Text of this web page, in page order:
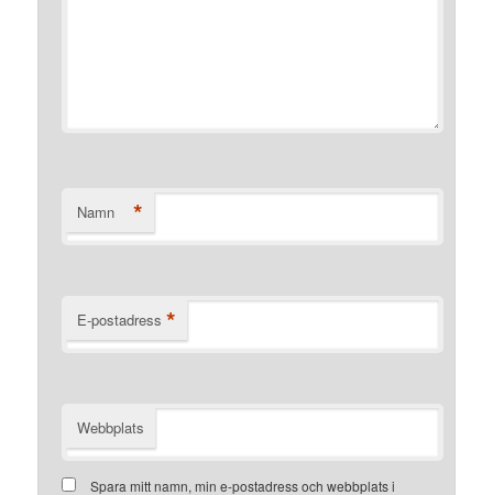
Namn *
E-postadress *
Webbplats
Spara mitt namn, min e-postadress och webbplats i